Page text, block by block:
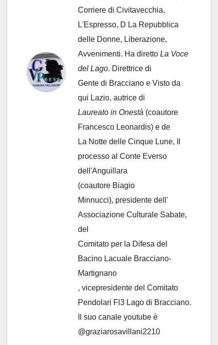
Corriere di Civitavecchia,
L'Espresso, D La Repubblica
delle Donne, Liberazione,
Avvenimenti. Ha diretto La Voce
del Lago. Direttrice di
Gente di Bracciano e Visto da
qui Lazio, autrice di
Laureato in Onestà (coautore
Francesco Leonardis) e de
La Notte delle Cinque Lune, Il
processo al Conte Everso
dell'Anguillara
(coautore Biagio
Minnucci), presidente dell'
Associazione Culturale Sabate,
del
Comitato per la Difesa del
Bacino Lacuale Bracciano-
Martignano
, vicepresidente del Comitato
Pendolari Fl3 Lago di Bracciano.
Il suo canale youtube è
@graziarosavillani2210